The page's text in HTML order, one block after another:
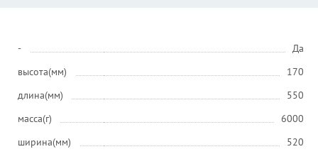
-
Да
высота(мм)
170
длина(мм)
550
масса(г)
6000
ширина(мм)
520